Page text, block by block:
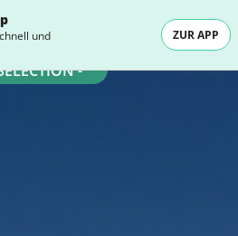
und
ZUR APP
-